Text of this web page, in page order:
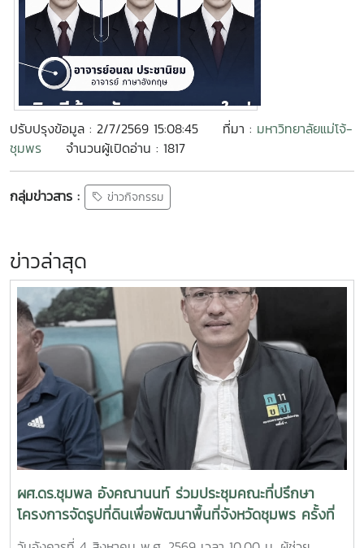
ปรับปรุงข้อมูล : 2/7/2569 15:08:45 ที่มา : มหาวิทยาลัยแม่โจ้-
ชุมพร
จำนวนผู้เปิดอ่าน : 1817
กลุ่มข่าวสาร : ข่าวกิจกรรม
ข่าวล่าสุด
ผศ.ดร.ชุมพล อังคณานนท์ ร่วมประชุมคณะที่ปรึกษา
โครงการจัดรูปที่ดินเพื่อพัฒนาพื้นที่จังหวัดชุมพร ครั้งที่
2/2569